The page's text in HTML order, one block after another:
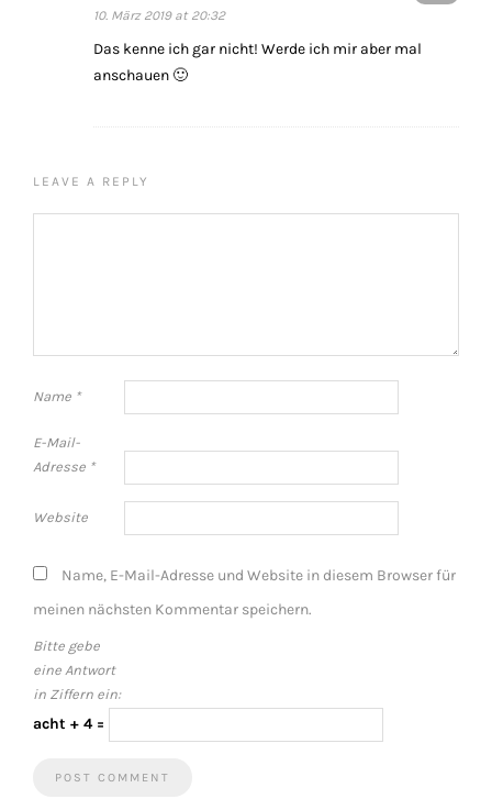
10. März 2019 at 20:32
Das kenne ich gar nicht! Werde ich mir aber mal
anschauen 🙂
LEAVE A REPLY
Name *
E-Mail-
Adresse *
Website
Name, E-Mail-Adresse und Website in diesem Browser für
meinen nächsten Kommentar speichern.
Bitte gebe
eine Antwort
in Ziffern ein:
acht + 4 =